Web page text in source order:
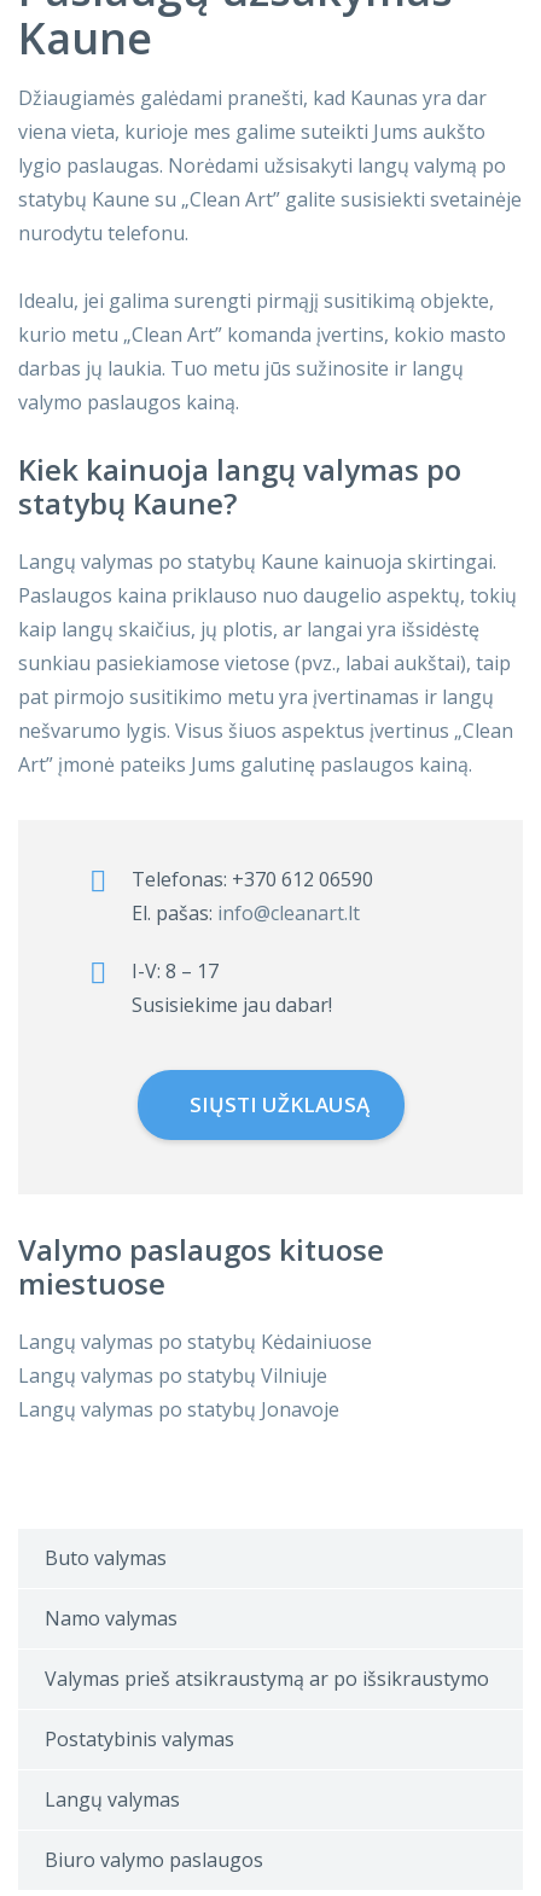
Kaune
Džiaugiamės galėdami pranešti, kad Kaunas yra dar
viena vieta, kurioje mes galime suteikti Jums aukšto
lygio paslaugas. Norėdami užsisakyti langų valymą po
statybų Kaune su „Clean Art” galite susisiekti svetainėje
nurodytu telefonu.
Idealu, jei galima surengti pirmąjį susitikimą objekte,
kurio metu „Clean Art” komanda įvertins, kokio masto
darbas jų laukia. Tuo metu jūs sužinosite ir langų
valymo paslaugos kainą.
Kiek kainuoja langų valymas po
statybų Kaune?
Langų valymas po statybų Kaune kainuoja skirtingai.
Paslaugos kaina priklauso nuo daugelio aspektų, tokių
kaip langų skaičius, jų plotis, ar langai yra išsidėstę
sunkiau pasiekiamose vietose (pvz., labai aukštai), taip
pat pirmojo susitikimo metu yra įvertinamas ir langų
nešvarumo lygis. Visus šiuos aspektus įvertinus „Clean
Art” įmonė pateiks Jums galutinę paslaugos kainą.
Telefonas: +370 612 06590
El. pašas: info@cleanart.lt
I-V: 8 – 17
Susisiekime jau dabar!
SIŲSTI UŽKLAUSĄ
Valymo paslaugos kituose
miestuose
Langų valymas po statybų Kėdainiuose
Langų valymas po statybų Vilniuje
Langų valymas po statybų Jonavoje
Buto valymas
Namo valymas
Valymas prieš atsikraustymą ar po išsikraustymo
Postatybinis valymas
Langų valymas
Biuro valymo paslaugos